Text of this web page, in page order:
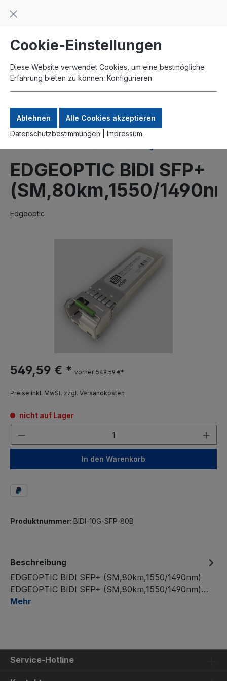
springen
Zahlung per Paypal
EDGEOPTIC BIDI SFP+
(SM,80km,1550/
Edgeoptic
549,59 € * vorher 549,59 €*
Preise inkl. MwSt. zzgl. Versandkosten
nicht auf Lager
In den Warenkorb
Produktnummer: BIDI-10G-SFP-80B
Beschreibung
EDGEOPTIC BIDI SFP+ (SM,80km,1550/1490nm)
EDGEOPTIC BIDI SFP+ (SM,80km,1550/1490nm)…
Mehr
Service-Hotline
Cookie-Einstellungen
Diese Website verwendet Cookies, um eine bestmögliche
Erfahrung bieten zu können. Konfigurieren
Ablehnen
Alle Cookies akzeptieren
Datenschutzbestimmungen
Impressum